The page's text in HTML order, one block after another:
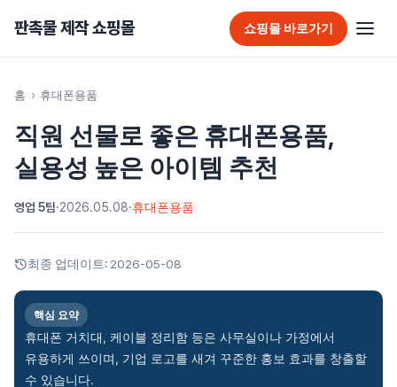
판촉물 제작 쇼핑몰
추천 판촉물
가방
가정/생활용품
골프선물세트
골프용품
달력/다이어리
쇼핑몰 바로가기
홈 › 휴대폰용품
직원 선물로 좋은 휴대폰용품,
실용성 높은 아이템 추천
영업 5팀·2026.05.08·휴대폰용품
최종 업데이트: 2026-05-08
핵심 요약
휴대폰 거치대, 케이블 정리함 등은 사무실이나 가정에서
유용하게 쓰이며, 기업 로고를 새겨 꾸준한 홍보 효과를 창출할
수 있습니다.